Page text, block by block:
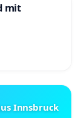
mit
Innsbruck